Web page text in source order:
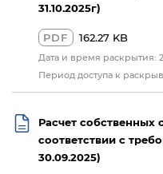
31.10.2025г)
PDF 162.27 KB
Дата и время раскрытия:
Период доступа к
Расчет собственных
соответствии с
30.09.2025)